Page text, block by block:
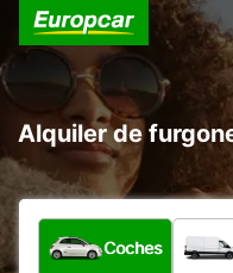
Alquiler de
¿Qué tipo de
Coches